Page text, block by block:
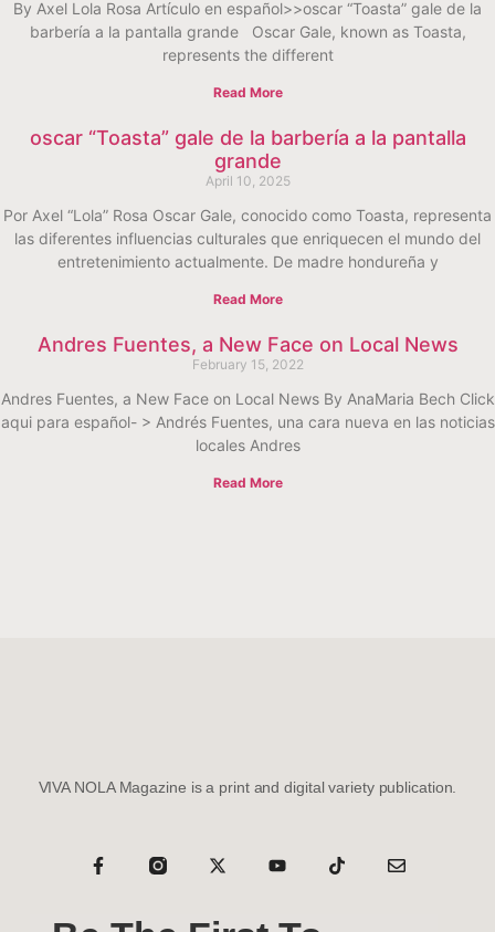
By Axel Lola Rosa Artículo en español>>oscar “Toasta” gale de la
barbería a la pantalla grande Oscar Gale, known as Toasta,
represents the different
Read More
oscar “Toasta” gale de la barbería a la pantalla
grande
April 10, 2025
Por Axel “Lola” Rosa Oscar Gale, conocido como Toasta, representa
las diferentes influencias culturales que enriquecen el mundo del
entretenimiento actualmente. De madre hondureña y
Read More
Andres Fuentes, a New Face on Local News
February 15, 2022
Andres Fuentes, a New Face on Local News By AnaMaria Bech Click
aqui para español- > Andrés Fuentes, una cara nueva en las noticias
locales Andres
Read More
VIVA NOLA Magazine is a print and digital variety publication.